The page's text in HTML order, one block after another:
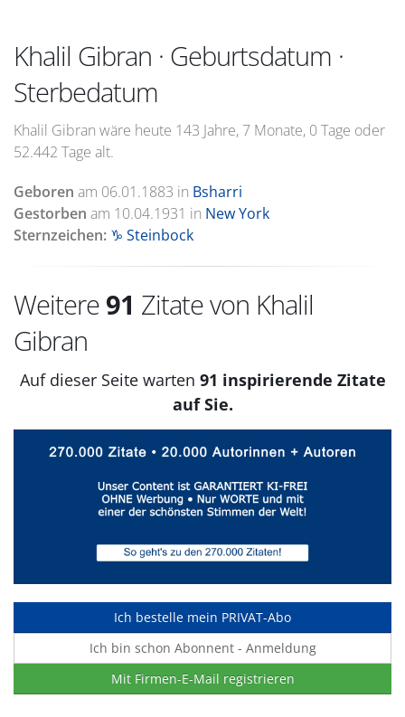
Khalil Gibran · Geburtsdatum ·
Sterbedatum
Khalil Gibran wäre heute 143 Jahre, 7 Monate, 0 Tage oder
52.442 Tage alt.
Geboren am 06.01.1883 in Bsharri
Gestorben am 10.04.1931 in New York
Sternzeichen: ♑ Steinbock
Weitere 91 Zitate von Khalil
Gibran
Auf dieser Seite warten 91 inspirierende Zitate
auf Sie.
Ich bestelle mein PRIVAT-Abo
Ich bin schon Abonnent - Anmeldung
Mit Firmen-E-Mail registrieren